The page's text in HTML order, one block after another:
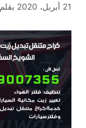
21 أبريل، 2020 بقلم